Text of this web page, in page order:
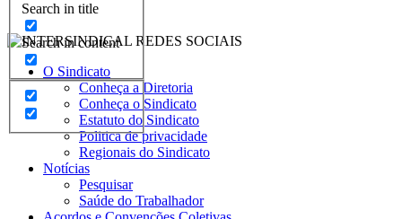
Search in title
Search in content
O Sindicato
Conheça a Diretoria
Conheça o Sindicato
Estatuto do Sindicato
Politica de privacidade
Regionais do Sindicato
Notícias
Pesquisar
Saúde do Trabalhador